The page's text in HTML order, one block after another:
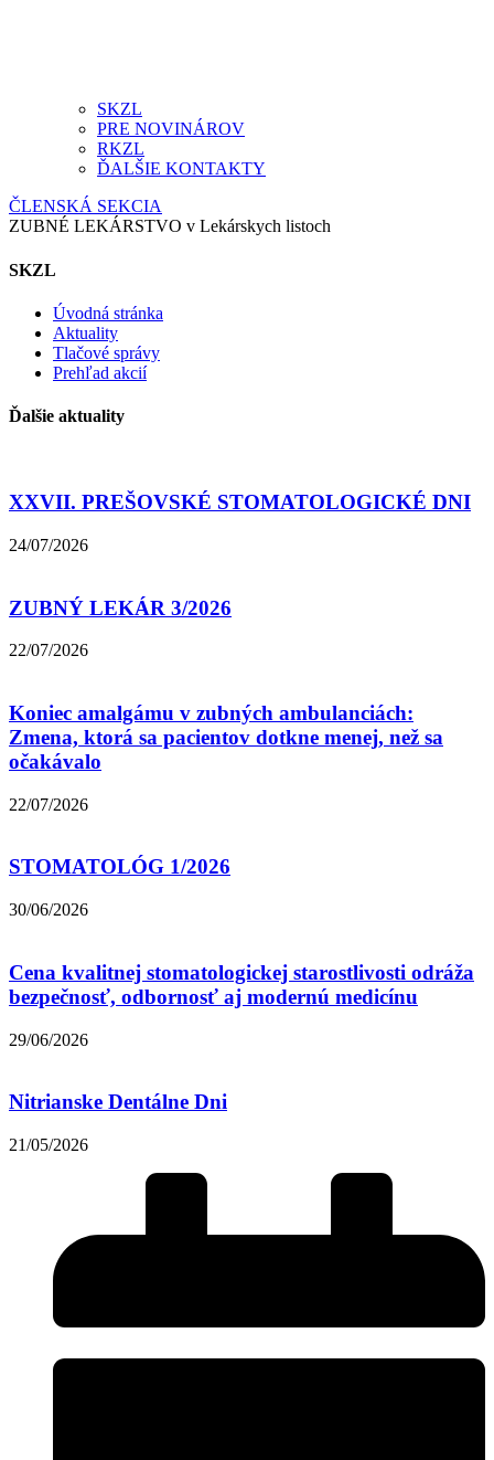
SKZL
PRE NOVINÁROV
RKZL
ĎALŠIE KONTAKTY
ČLENSKÁ SEKCIA
ZUBNÉ LEKÁRSTVO v Lekárskych listoch
SKZL
Úvodná stránka
Aktuality
Tlačové správy
Prehľad akcií
Ďalšie aktuality
XXVII. PREŠOVSKÉ STOMATOLOGICKÉ DNI
24/07/2026
ZUBNÝ LEKÁR 3/2026
22/07/2026
Koniec amalgámu v zubných ambulanciách:
Zmena, ktorá sa pacientov dotkne menej, než sa
očakávalo
22/07/2026
STOMATOLÓG 1/2026
30/06/2026
Cena kvalitnej stomatologickej starostlivosti odráža
bezpečnosť, odbornosť aj modernú medicínu
29/06/2026
Nitrianske Dentálne Dni
21/05/2026